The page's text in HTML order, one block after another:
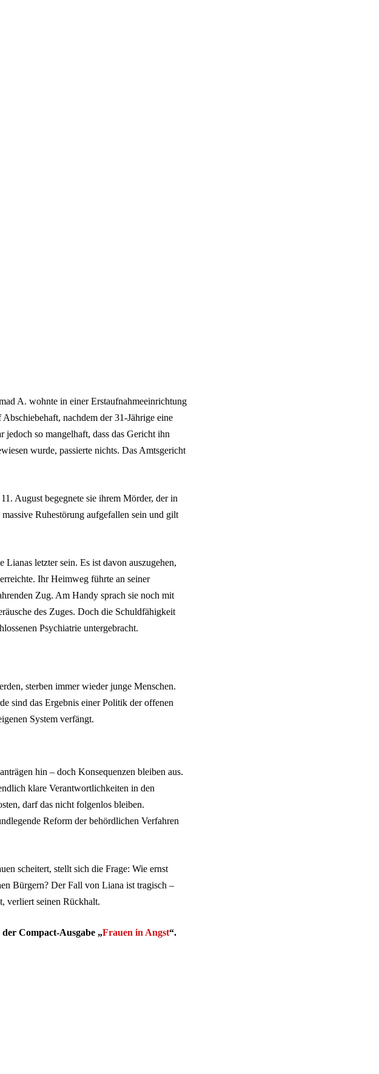
A. wohnte in einer Erstaufnahmeeinrichtung
nachdem der 31-Jährige eine
so mangelhaft, dass das Gericht ihn
wurde, passierte nichts. Das Amtsgericht
August begegnete sie ihrem Mörder, der in
Ruhestörung aufgefallen sein und gilt
letzter sein. Es ist davon auszugehen,
Ihr Heimweg führte an seiner
Zug. Am Handy sprach sie noch mit
des Zuges. Doch die Schuldfähigkeit
Psychiatrie untergebracht.
sterben immer wieder junge Menschen.
sind das Ergebnis einer Politik der offenen
System verfängt.
hin – doch Konsequenzen bleiben aus.
klare Verantwortlichkeiten in den
darf das nicht folgenlos bleiben.
Reform der behördlichen Verfahren
scheitert, stellt sich die Frage: Wie ernst
Bürgern? Der Fall von Liana ist tragisch –
verliert seinen Rückhalt.
Compact-Ausgabe „Frauen in Angst“.